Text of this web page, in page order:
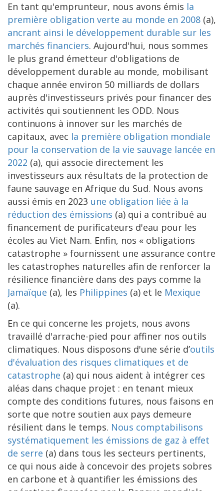
En tant qu'emprunteur, nous avons émis la
première obligation verte au monde en 2008 (a),
ancrant ainsi le développement durable sur les
marchés financiers. Aujourd'hui, nous sommes
le plus grand émetteur d'obligations de
développement durable au monde, mobilisant
chaque année environ 50 milliards de dollars
auprès d'investisseurs privés pour financer des
activités qui soutiennent les ODD. Nous
continuons à innover sur les marchés de
capitaux, avec la première obligation mondiale
pour la conservation de la vie sauvage lancée en
2022 (a), qui associe directement les
investisseurs aux résultats de la protection de
faune sauvage en Afrique du Sud. Nous avons
aussi émis en 2023 une obligation liée à la
réduction des émissions (a) qui a contribué au
financement de purificateurs d'eau pour les
écoles au Viet Nam. Enfin, nos « obligations
catastrophe » fournissent une assurance contre
les catastrophes naturelles afin de renforcer la
résilience financière dans des pays comme la
Jamaïque (a), les Philippines (a) et le Mexique
(a).
En ce qui concerne les projets, nous avons
travaillé d'arrache-pied pour affiner nos outils
climatiques. Nous disposons d'une série d’outils
d'évaluation des risques climatiques et de
catastrophe (a) qui nous aident à intégrer ces
aléas dans chaque projet : en tenant mieux
compte des conditions futures, nous faisons en
sorte que notre soutien aux pays demeure
résilient dans le temps. Nous comptabilisons
systématiquement les émissions de gaz à effet
de serre (a) dans tous les secteurs pertinents,
ce qui nous aide à concevoir des projets sobres
en carbone et à quantifier les émissions des